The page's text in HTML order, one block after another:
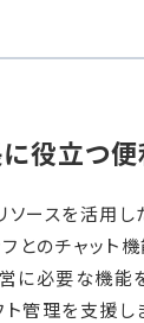
役立つ
リソースを活用
フとのチャット
に必要な機能
管理を支援し